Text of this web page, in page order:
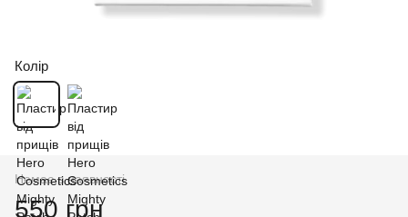
Колір
Немає в наявності
550 грн